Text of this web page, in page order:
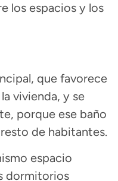
los espacios y los
que favorece
vivienda, y se
porque ese baño
de habitantes.
espacio
dormitorios